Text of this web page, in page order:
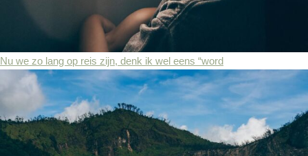
Nu we zo lang op reis zijn, denk ik wel eens “word